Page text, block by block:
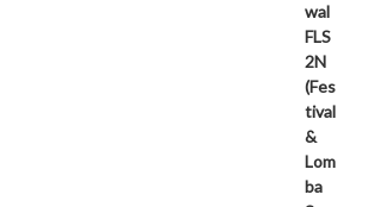
wal
FLS
2N
(Fes
tival
&
Lom
ba